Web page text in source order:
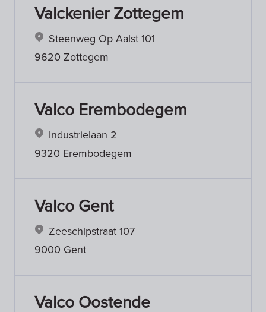
Valckenier Zottegem
Steenweg Op Aalst 101
9620 Zottegem
Valco Erembodegem
Industrielaan 2
9320 Erembodegem
Valco Gent
Zeeschipstraat 107
9000 Gent
Valco Oostende